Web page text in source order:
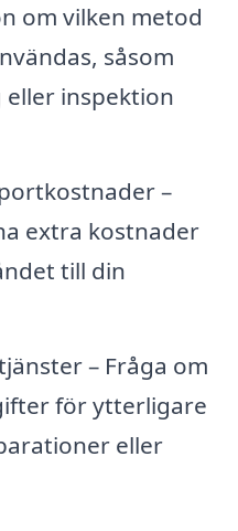
om vilken metod
såsom
inspektion
–
extra kostnader
till din
– Fråga om
för ytterligare
eller